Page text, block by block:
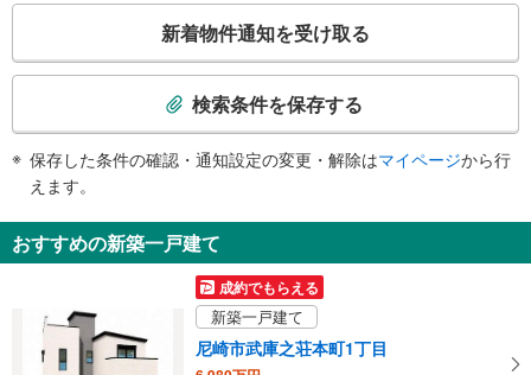
・神戸三宮方面ホーム上
《車椅子対応》《ベビーベッド》
・北改札内
・大阪梅田方面ホーム⇔北改札
・南改札エレベータ前⇔地上出口
その他
・盲導鈴
検
知
を
新着物件通知を受け取る
検索条件を保存する
保存した条件の確認・通知設定の変更・解除はマイページから行
えます。
おすすめの新築一戸建て
成約でもらえる
新築一戸建て
尼崎市武庫之荘本町1丁目